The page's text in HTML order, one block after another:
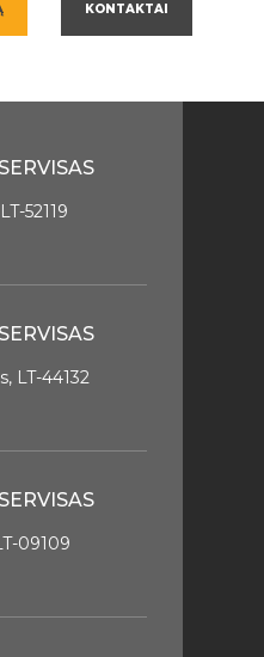
KONTAKTAI
52119
LT-44132
09109